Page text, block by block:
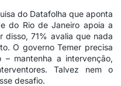
do Datafolha que aponta
do Rio de Janeiro apoia a
disso, 71% avalia que nada
O governo Temer precisa
mantenha a intervenção,
Talvez nem o
desafio.